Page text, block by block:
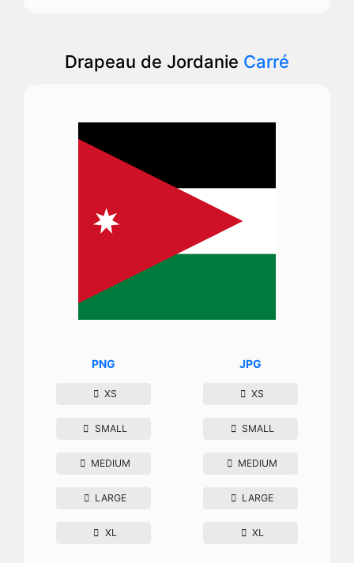
Drapeau de Jordanie Carré
PNG
XS
SMALL
MEDIUM
LARGE
XL
JPG
XS
SMALL
MEDIUM
LARGE
XL